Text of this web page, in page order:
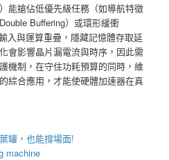
能搶佔低優先級任務（如導航特徵
Buffering）或環形緩衝
入與運算重疊，隱藏記憶體存取延
會影響晶片漏電流與時序，因此需
機制，在守住功耗預算的同時，維
綜合應用，才能使硬體加速器在真
罐 ，也能撐場面!
machine